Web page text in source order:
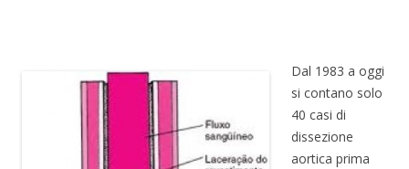
Dal 1983 a oggi
si contano solo
40 casi di
dissezione
aortica prima